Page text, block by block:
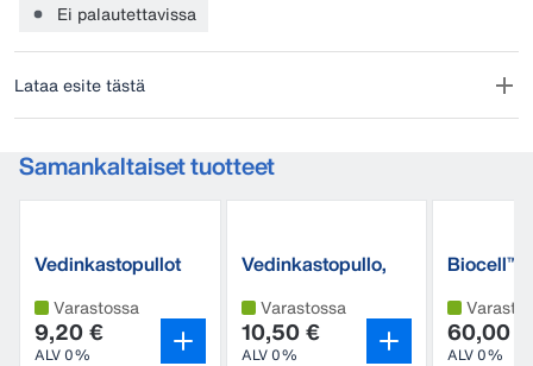
Ei palautettavissa
Lataa esite tästä
Samankaltaiset tuotteet
Vedinkastopullot
Varastossa
9,20 €
ALV 0%
Vedinkastopullo,
Varastossa
10,50 €
ALV 0%
Biocell™
60,00 €
ALV 0%